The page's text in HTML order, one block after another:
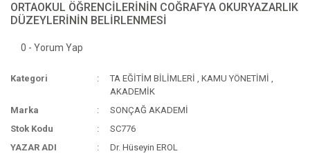
ORTAOKUL ÖĞRENCİLERİNİN COĞRAFYA OKURYAZARLIK
DÜZEYLERİNİN BELİRLENMESİ
0 - Yorum Yap
Kategori TA EĞİTİM BİLİMLERİ ,KAMU YÖNETİMİ ,
AKADEMİK
Marka
SONÇAĞ AKADEMİ
Stok Kodu
SC776
YAZAR ADI
Dr. Hüseyin EROL